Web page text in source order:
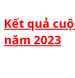
Kết quả
năm 2023